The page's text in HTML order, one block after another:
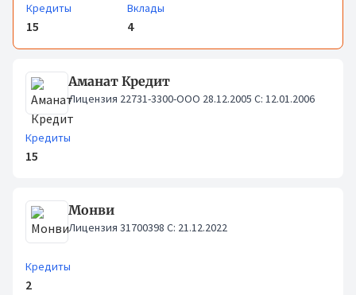
Кредиты
15
Вклады
4
Аманат Кредит
Лицензия 22731-3300-ООО 28.12.2005 С: 12.01.2006
Кредиты
15
Монви
Лицензия 31700398 С: 21.12.2022
Кредиты
2